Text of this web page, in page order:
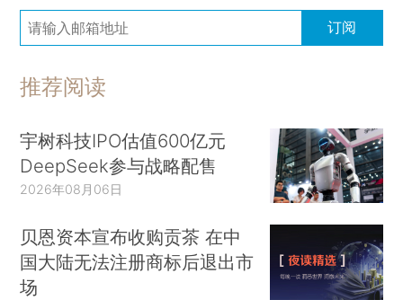
订阅
推荐阅读
宇树科技IPO估值600亿元
DeepSeek参与战略配售
2026年08月06日
贝恩资本宣布收购贡茶 在中
国大陆无法注册商标后退出市
场